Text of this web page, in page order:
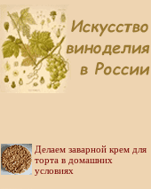
Делаем заварной крем для
торта в домашних
условиях